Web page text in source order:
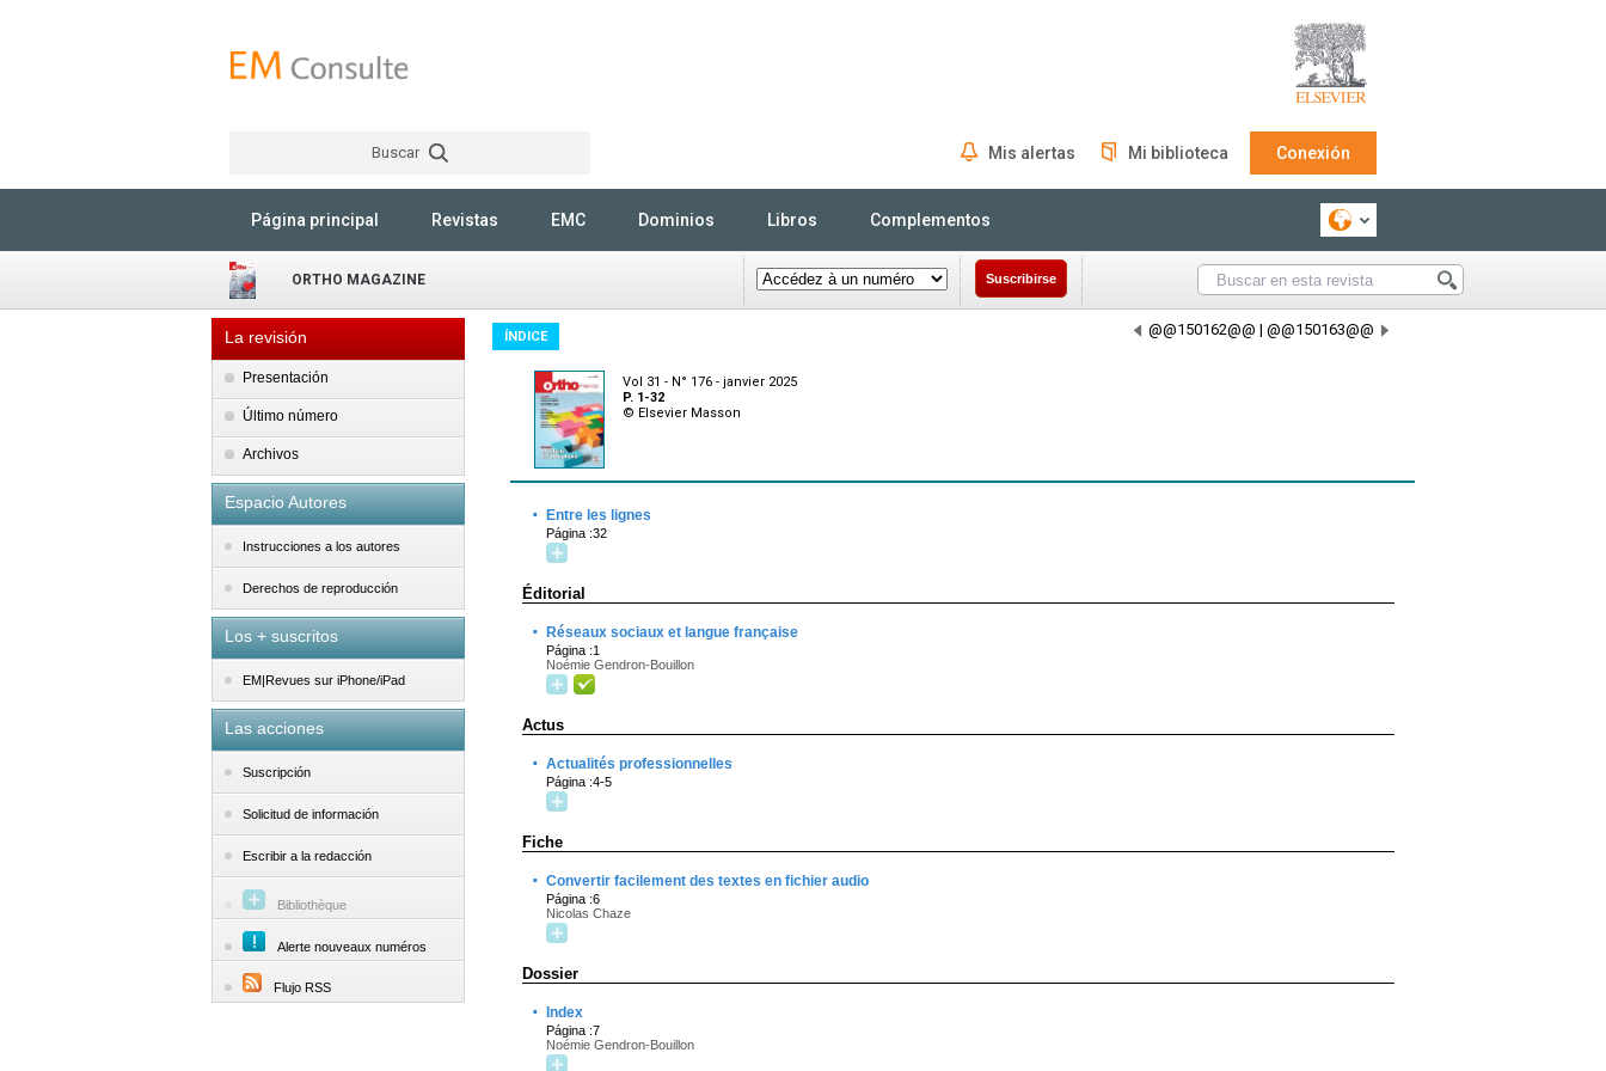
Buscar Mis alertas Mi biblioteca Conexión
Página principal Revistas EMC Dominios Libros Complementos
ORTHO MAGAZINE Suscribirse
La revisión
Presentación
Último número
Archivos
Espacio Autores
Instrucciones a los autores
Derechos de reproducción
Los + suscritos
EM|Revues sur iPhone/iPad
Las acciones
Suscripción
Solicitud de información
Escribir a la redacción
Bibliothèque
Alerte nouveaux numéros
Flujo RSS
ÍNDICE @@150162@@ | @@150163@@
Vol 31 - N° 176 - janvier 2025
P. 1-32
© Elsevier Masson
· Entre les lignes
Página :32
Éditorial
· Réseaux sociaux et langue française
Página :1
Noémie Gendron-Bouillon
Actus
· Actualités professionnelles
Página :4-5
Fiche
· Convertir facilement des textes en fichier audio
Página :6
Nicolas Chaze
Dossier
· Index
Página :7
Noémie Gendron-Bouillon